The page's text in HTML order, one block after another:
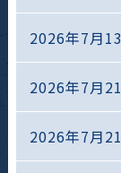
2026年7月
2026年7月
2026年7月